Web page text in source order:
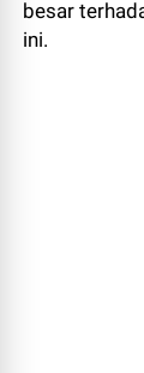
besar
ini.